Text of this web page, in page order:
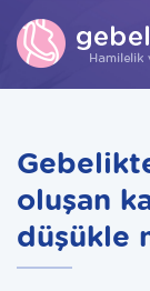
oluşan
düşükle